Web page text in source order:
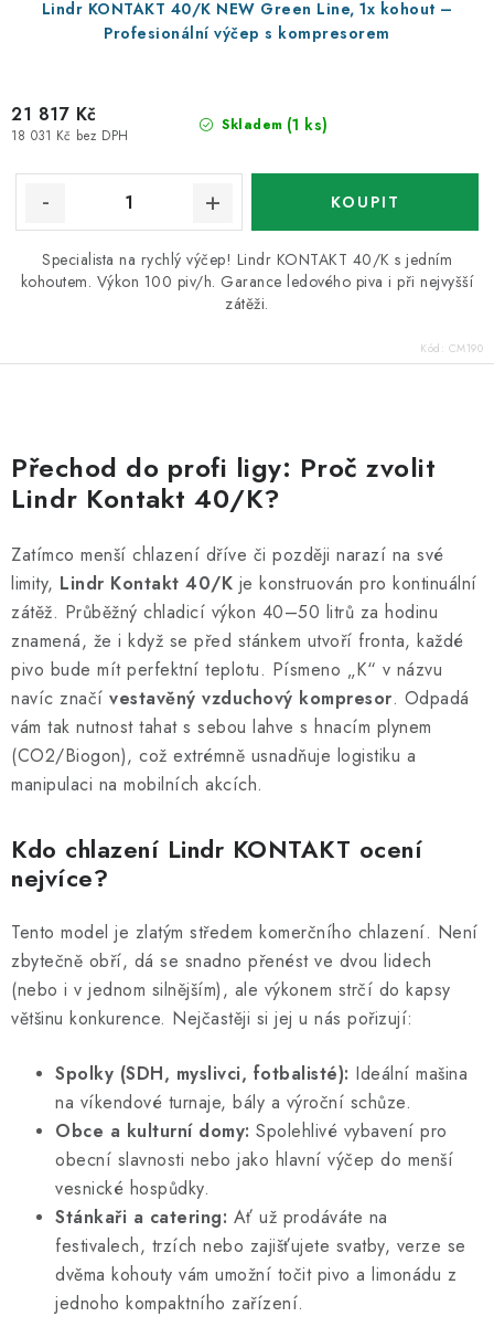
Lindr KONTAKT 40/K NEW Green Line, 1x kohout –
Profesionální výčep s kompresorem
Skladem (1 ks)
18 031 Kč bez DPH
21 817 Kč
Specialista na rychlý výčep! Lindr KONTAKT 40/K s jedním
kohoutem. Výkon 100 piv/h. Garance ledového piva i při nejvyšší
zátěži.
Kód: CM190
v
l
á
d
a
c
í
p
r
v
k
y
ý
p
i
s
u
Přechod do profi ligy: Proč zvolit
Lindr Kontakt 40/K?
Zatímco menší chlazení dříve či později narazí na své
limity, Lindr Kontakt 40/K je konstruován pro kontinuální
zátěž. Průběžný chladicí výkon 40–50 litrů za hodinu
znamená, že i když se před stánkem utvoří fronta, každé
pivo bude mít perfektní teplotu. Písmeno „K“ v názvu
navíc značí vestavěný vzduchový kompresor. Odpadá
vám tak nutnost tahat s sebou lahve s hnacím plynem
(CO2/Biogon), což extrémně usnadňuje logistiku a
manipulaci na mobilních akcích.
Kdo chlazení Lindr KONTAKT ocení
nejvíce?
Tento model je zlatým středem komerčního chlazení. Není
zbytečně obří, dá se snadno přenést ve dvou lidech
(nebo i v jednom silnějším), ale výkonem strčí do kapsy
většinu konkurence. Nejčastěji si jej u nás pořizují:
Spolky (SDH, myslivci, fotbalisté): Ideální mašina
na víkendové turnaje, bály a výroční schůze.
Obce a kulturní domy: Spolehlivé vybavení pro
obecní slavnosti nebo jako hlavní výčep do menší
vesnické hospůdky.
Stánkaři a catering: Ať už prodáváte na
festivalech, trzích nebo zajišťujete svatby, verze se
dvěma kohouty vám umožní točit pivo a limonádu z
jednoho kompaktního zařízení.